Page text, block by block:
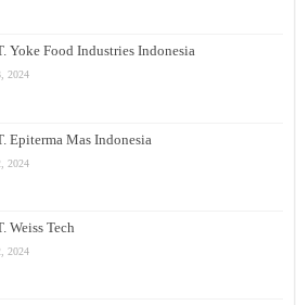
Yoke Food Industries Indonesia
2024
Epiterma Mas Indonesia
2024
Weiss Tech
2024